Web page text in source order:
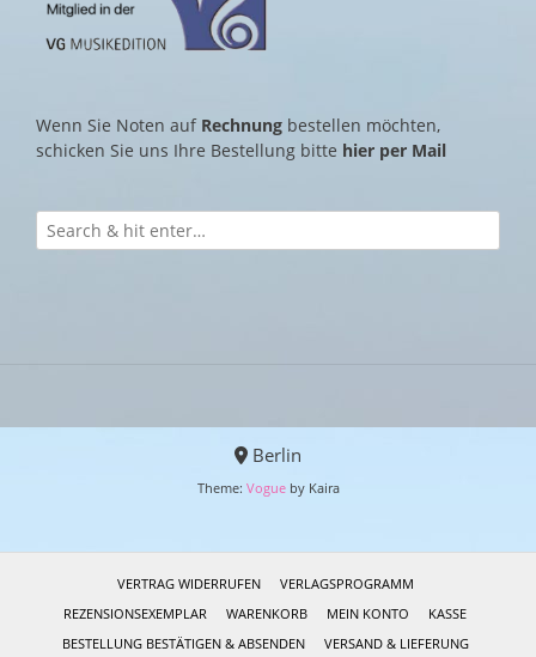
Wenn Sie Noten auf Rechnung bestellen möchten,
schicken Sie uns Ihre Bestellung bitte hier per Mail
Berlin
Theme: Vogueby Kaira
VERTRAG WIDERRUFEN
VERLAGSPROGRAMM
REZENSIONSEXEMPLAR
WARENKORB MEIN KONTO
KASSE
BESTELLUNG BESTÄTIGEN & ABSENDEN
VERSAND & LIEFERUNG